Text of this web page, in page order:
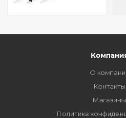
806 00-02
О
Контакты
Магазины
Политика